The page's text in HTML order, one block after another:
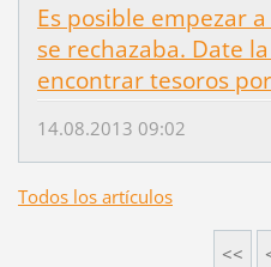
Es posible empezar
se rechazaba. Date
encontrar tesoros
14.08.2013 09:02
Todos los artículos
<<